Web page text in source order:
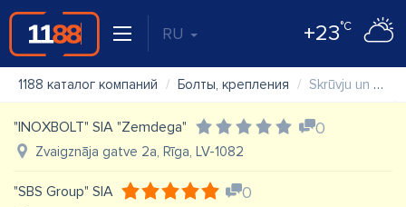
RU +23°C
1188 каталог компаний Болты, крепления Skrūvju un stiprinājumu veikals ''Rīgas Būvserviss'' SIA
"INOXBOLT" SIA "Zemdega" 0
Zvaigznāja gatve 2a, Rīga, LV-1082
"SBS Group" SIA 0